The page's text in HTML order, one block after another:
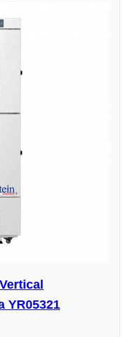
YR05321